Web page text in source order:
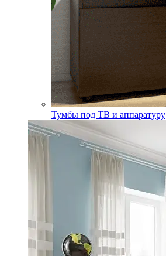
Тумбы под ТВ и аппаратуру